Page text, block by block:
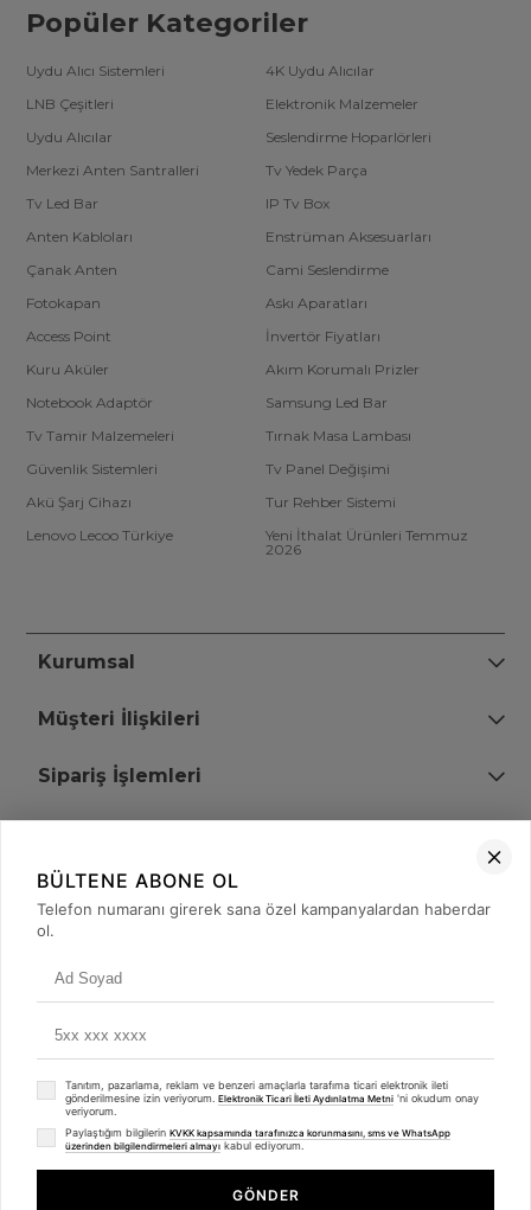
Popüler Kategoriler
Uydu Alıcı Sistemleri
4K Uydu Alıcılar
LNB Çeşitleri
Elektronik Malzemeler
Uydu Alıcılar
Seslendirme Hoparlörleri
Merkezi Anten Santralleri
Tv Yedek Parça
Tv Led Bar
IP Tv Box
Anten Kabloları
Enstrüman Aksesuarları
Çanak Anten
Cami Seslendirme
Fotokapan
Askı Aparatları
Access Point
İnvertör Fiyatları
Kuru Aküler
Akım Korumalı Prizler
Notebook Adaptör
Samsung Led Bar
Tv Tamir Malzemeleri
Tırnak Masa Lambası
Güvenlik Sistemleri
Tv Panel Değişimi
Akü Şarj Cihazı
Tur Rehber Sistemi
Lenovo Lecoo Türkiye
Yeni İthalat Ürünleri Temmuz
2026
Kurumsal
Müşteri İlişkileri
Sipariş İşlemleri
+90 (850) 473 08 08
© 2008 - 2026merterelektronik.com
- Tüm Hakları Saklıdır. Kredi kartı bilgileriniz 256bit SSL sertifikası ile
Whatsapp
BÜLTENE ABONE OL
Telefon numaranı girerek sana özel kampanyalardan haberdar
ol.
Tanıtım, pazarlama, reklam ve benzeri amaçlarla tarafıma ticari elektronik ileti
gönderilmesine izin veriyorum. Elektronik Ticari İleti Aydınlatma Metni 'ni okudum onay
veriyorum.
Paylaştığım bilgilerin KVKK kapsamında tarafınızca korunmasını, sms ve WhatsApp
üzerinden bilgilendirmeleri almayı kabul ediyorum.
GÖNDER